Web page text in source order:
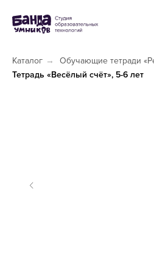
Каталог → Обучающие тетради
Тетрадь «Весёлый счёт», 5-6 лет